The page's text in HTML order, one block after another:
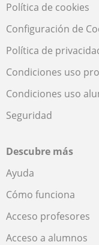
Política de cookies
Configuración de
Política de
Condiciones uso
Condiciones uso
Seguridad
Descubre más
Ayuda
Cómo funciona
Acceso profesores
Acceso a alumnos